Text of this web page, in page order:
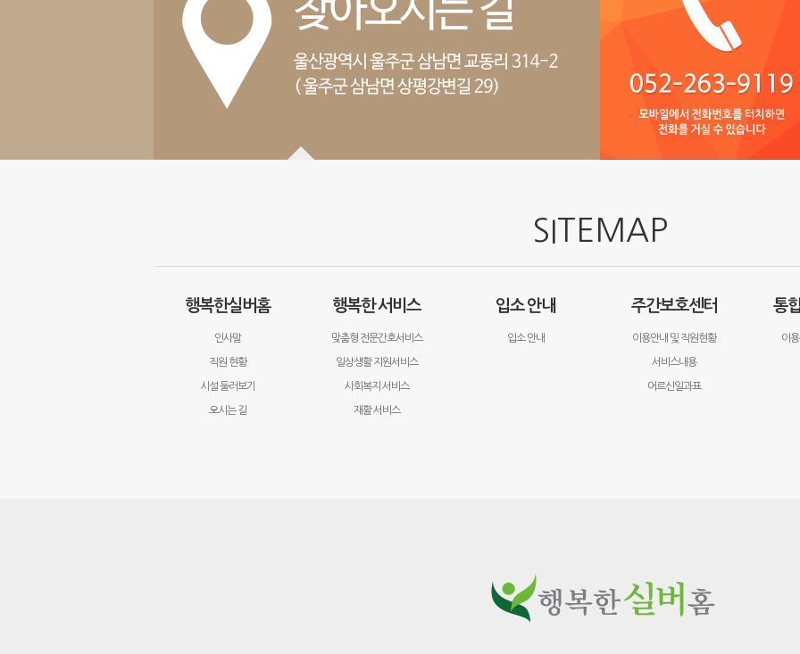
SITEMAP
행복한실버홈
인사말
직원 현황
시설 둘러보기
오시는 길
행복한 서비스
맞춤형 전문간호서비스
일상생활 지원서비스
사회복지 서비스
재활 서비스
입소 안내
입소 안내
주간보호센터
이용안내 및 직원현황
서비스내용
어르신일과표
통
이